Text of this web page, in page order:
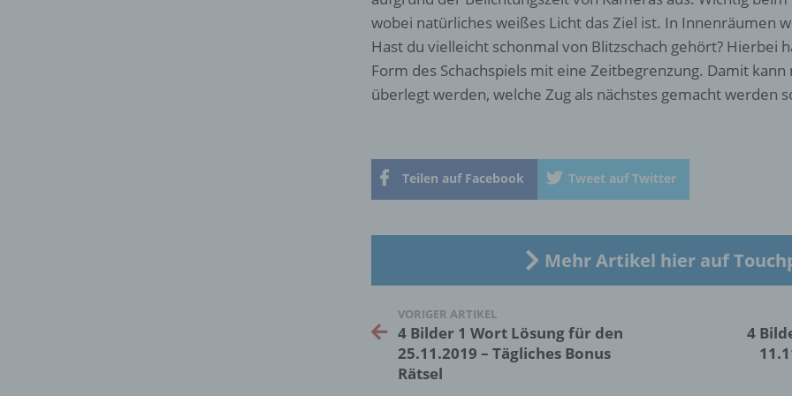
wobei natürliches weißes Licht das Ziel ist. In Innenräumen
Hast du vielleicht schonmal von Blitzschach gehört? Hierbei
Form des Schachspiels mit eine Zeitbegrenzung. Damit
überlegt werden, welche Zug als nächstes gemacht werden
Teilen auf Facebook Tweet auf Twitter
Mehr Artikel hier auf
VORIGER ARTIKEL
4 Bilder 1 Wort Lösung für den
25.11.2019 – Tägliches Bonus
Rätsel
4
c) Verarbeitung
Verarbeitung ist jeder mit oder ohne Hilfe automatisierter
ausgeführte Vorgang oder jede solche Vorgangsreihe im
Zusammenhang mit personenbezogenen Daten wie das
eine andere Form der Bereitstellung, den Abgleich oder die
Verknüpfung, die Einschränkung, das Löschen oder die
d) Einschränkung der Verarbeitung
personenbezogener Daten mit dem Ziel, ihre künftige
einzuschränken.